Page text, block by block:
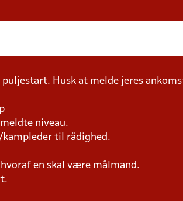
Husk at melde jeres
niveau.
til rådighed.
en skal være målmand.